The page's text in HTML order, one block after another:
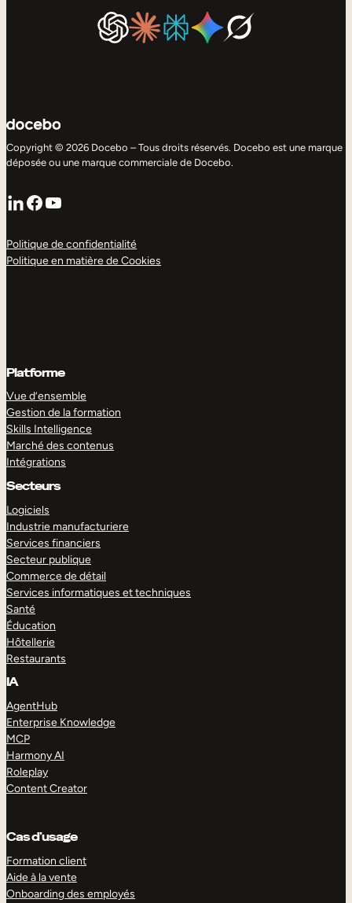
Copyright © 2026 Docebo – Tous droits réservés. Docebo est une marque
déposée ou une marque commerciale de Docebo.
LinkedIn
Facebook
YouTube
Politique de confidentialité
Politique en matière de Cookies
Platforme
Vue d’ensemble
Gestion de la formation
Skills Intelligence
Marché des contenus
Intégrations
Secteurs
Logiciels
Industrie manufacturiere
Services financiers
Secteur publique
Commerce de détail
Services informatiques et techniques
Santé
Éducation
Hôtellerie
Restaurants
IA
AgentHub
Enterprise Knowledge
MCP
Harmony AI
Roleplay
Content Creator
Cas d’usage
Formation client
Aide à la vente
Onboarding des employés